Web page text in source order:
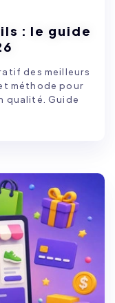
: le guide
des meilleurs
méthode pour
qualité. Guide